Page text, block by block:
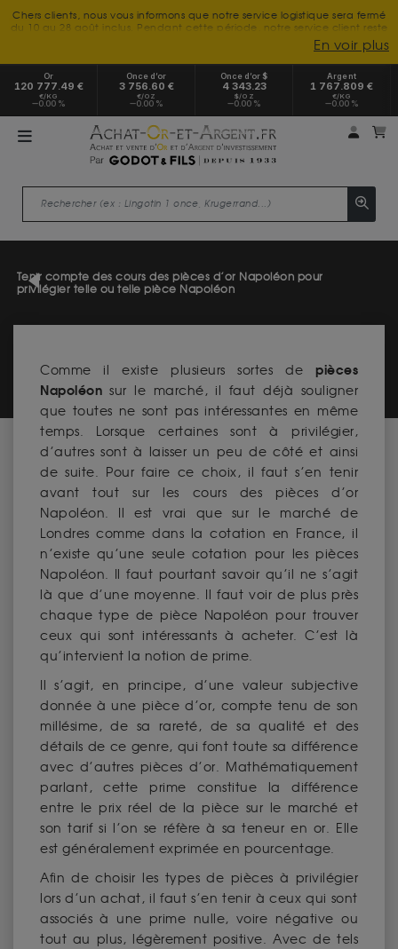
Chers clients, nous vous informons que notre service logistique sera fermé
du 10 au 28 août inclus. Pendant cette période, notre service client reste
à votre disposition tout l'été. Vous pouvez nous joindre du lundi au
vendredi, de 9h30 à 18h, pour toute demande d'information.
Nous vous remercions de votre compréhension et vous souhaitons un
excellent été.
En voir plus
Or
120 777.49 €
€/KG
0.00 %
Once d’or
3 756.60 €
€/OZ
0.00 %
Once d’or $
4 343.23
$/OZ
0.00 %
Argent
1 767.809 €
€/KG
0.00 %
Mon
Tenir compte des cours des pièces d’or Napoléon pour
privilégier telle ou telle pièce Napoléon
Comme il existe plusieurs sortes de pièces
Napoléon sur le marché, il faut déjà souligner
que toutes ne sont pas intéressantes en même
temps. Lorsque certaines sont à privilégier,
d’autres sont à laisser un peu de côté et ainsi
de suite. Pour faire ce choix, il faut s’en tenir
avant tout sur les cours des pièces d’or
Napoléon. Il est vrai que sur le marché de
Londres comme dans la cotation en France, il
n’existe qu’une seule cotation pour les pièces
Napoléon. Il faut pourtant savoir qu’il ne s’agit
là que d’une moyenne. Il faut voir de plus près
chaque type de pièce Napoléon pour trouver
ceux qui sont intéressants à acheter. C’est là
qu’intervient la notion de prime.
Il s’agit, en principe, d’une valeur subjective
donnée à une pièce d’or, compte tenu de son
millésime, de sa rareté, de sa qualité et des
détails de ce genre, qui font toute sa différence
avec d’autres pièces d’or. Mathématiquement
parlant, cette prime constitue la différence
entre le prix réel de la pièce sur le marché et
son tarif si l’on se réfère à sa teneur en or. Elle
est généralement exprimée en pourcentage.
Afin de choisir les types de pièces à privilégier
lors d’un achat, il faut s’en tenir à ceux qui sont
associés à une prime nulle, voire négative ou
tout au plus, légèrement positive. Avec de tels